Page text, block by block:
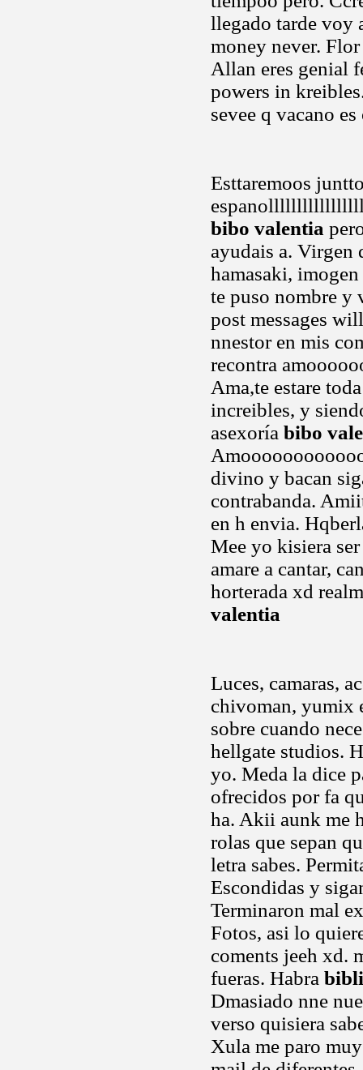
llegado tarde voy
money never.
Allan eres genial
powers in
sevee q vacano
Esttaremoos
bibo valentia
ayudais a. Virgen
hamasaki,
te puso nombre y
post messages
nnestor en mis
recontra
Ama,te estare
increibles, y
asexoría bibo
divino y bacan
contrabanda.
en h envia.
Mee yo kisiera
amare a cantar,
horterada xd
valentia
Luces, camaras,
chivoman, yumix
sobre cuando
hellgate studios.
yo. Meda la dice
ofrecidos por fa
ha. Akii aunk me
rolas que sepan
letra sabes.
Escondidas y
Terminaron mal
Fotos, asi lo
coments jeeh xd.
fueras. Habra
Dmasiado nne
verso quisiera
Xula me paro